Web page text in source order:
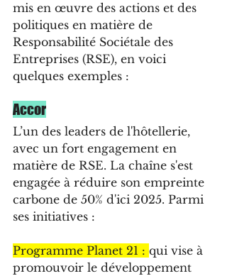
mis en œuvre des actions et des
politiques en matière de
Responsabilité Sociétale des
Entreprises (RSE), en voici
quelques exemples :
Accor
L’un des leaders de l'hôtellerie,
avec un fort engagement en
matière de RSE. La chaîne s'est
engagée à réduire son empreinte
carbone de 50% d'ici 2025. Parmi
ses initiatives :
Programme Planet 21 : qui vise à
promouvoir le développement